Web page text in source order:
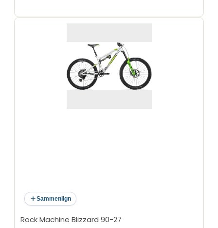
Sammenlign
Rock Machine Blizzard 90-27